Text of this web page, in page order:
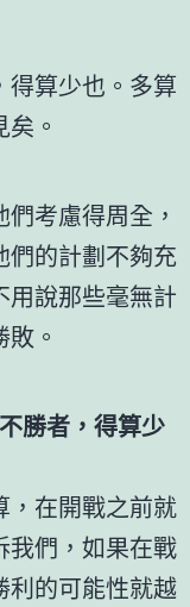
得算少也。多算
。
考慮得周全，
們的計劃不夠充
用說那些毫無計
。
勝者，得算少
，在開戰之前就
我們，如果在戰
利的可能性就越